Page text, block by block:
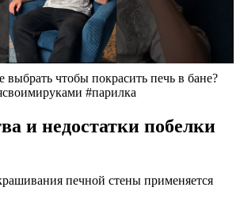
чтобы покрасить печь в бане?
#парилка
и недостатки побелки
печной стены применяется